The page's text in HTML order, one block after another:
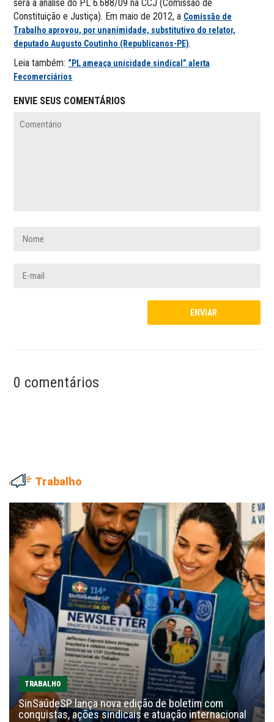
será a análise do PL 6.688/09 na CCJ (Comissão de
Constituição e Justiça). Em maio de 2012, a Comissão de
Trabalho aprovou, por unanimidade, substitutivo do relator,
deputado Augusto Coutinho (Republicanos-PE).
Leia também: “PL ameaça unicidade sindical” alerta
Fecomerciários
ENVIE SEUS COMENTÁRIOS
0 comentários
Trabalho
TRABALHO
SinSaúdeSP lança nova edição de boletim com
conquistas, ações sindicais e atuação internacional